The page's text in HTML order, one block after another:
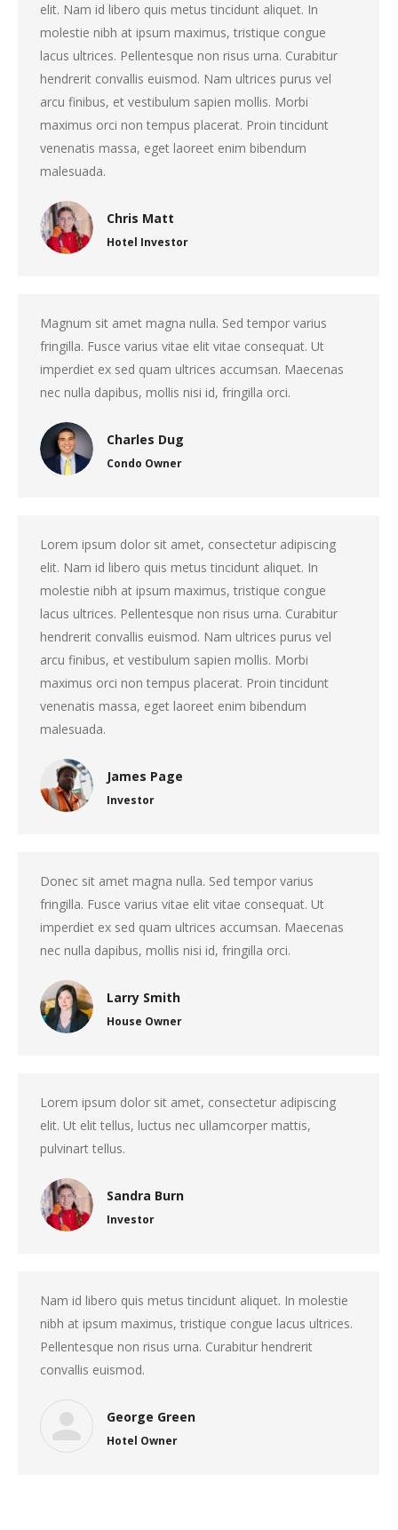
elit. Nam id libero quis metus tincidunt aliquet. In
molestie nibh at ipsum maximus, tristique congue
lacus ultrices. Pellentesque non risus urna. Curabitur
hendrerit convallis euismod. Nam ultrices purus vel
arcu finibus, et vestibulum sapien mollis. Morbi
maximus orci non tempus placerat. Proin tincidunt
venenatis massa, eget laoreet enim bibendum
malesuada.
Chris Matt
Hotel Investor
Magnum sit amet magna nulla. Sed tempor varius
fringilla. Fusce varius vitae elit vitae consequat. Ut
imperdiet ex sed quam ultrices accumsan. Maecenas
nec nulla dapibus, mollis nisi id, fringilla orci.
Charles Dug
Condo Owner
Lorem ipsum dolor sit amet, consectetur adipiscing
elit. Nam id libero quis metus tincidunt aliquet. In
molestie nibh at ipsum maximus, tristique congue
lacus ultrices. Pellentesque non risus urna. Curabitur
hendrerit convallis euismod. Nam ultrices purus vel
arcu finibus, et vestibulum sapien mollis. Morbi
maximus orci non tempus placerat. Proin tincidunt
venenatis massa, eget laoreet enim bibendum
malesuada.
James Page
Investor
Donec sit amet magna nulla. Sed tempor varius
fringilla. Fusce varius vitae elit vitae consequat. Ut
imperdiet ex sed quam ultrices accumsan. Maecenas
nec nulla dapibus, mollis nisi id, fringilla orci.
Larry Smith
House Owner
Lorem ipsum dolor sit amet, consectetur adipiscing
elit. Ut elit tellus, luctus nec ullamcorper mattis,
pulvinart tellus.
Sandra Burn
Investor
Nam id libero quis metus tincidunt aliquet. In molestie
nibh at ipsum maximus, tristique congue lacus ultrices.
Pellentesque non risus urna. Curabitur hendrerit
convallis euismod.
George Green
Hotel Owner